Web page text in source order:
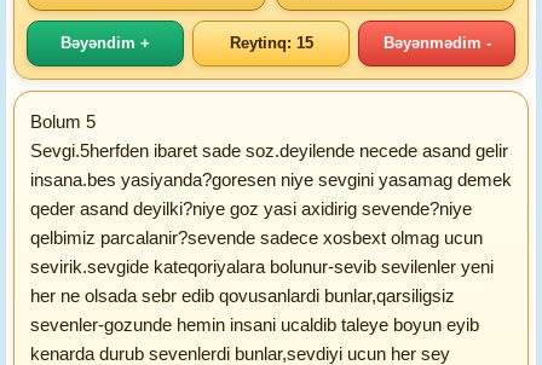
Bəyəndim + Reytinq: 15 Bəyənmədim -
Bolum 5
Sevgi.5herfden ibaret sade soz.deyilende necede asand gelir
insana.bes yasiyanda?goresen niye sevgini yasamag demek
qeder asand deyilki?niye goz yasi axidirig sevende?niye
qelbimiz parcalanir?sevende sadece xosbext olmag ucun
sevirik.sevgide kateqoriyalara bolunur-sevib sevilenler yeni
her ne olsada sebr edib qovusanlardi bunlar,qarsiligsiz
sevenler-gozunde hemin insani ucaldib taleye boyun eyib
kenarda durub sevenlerdi bunlar,sevdiyi ucun her sey